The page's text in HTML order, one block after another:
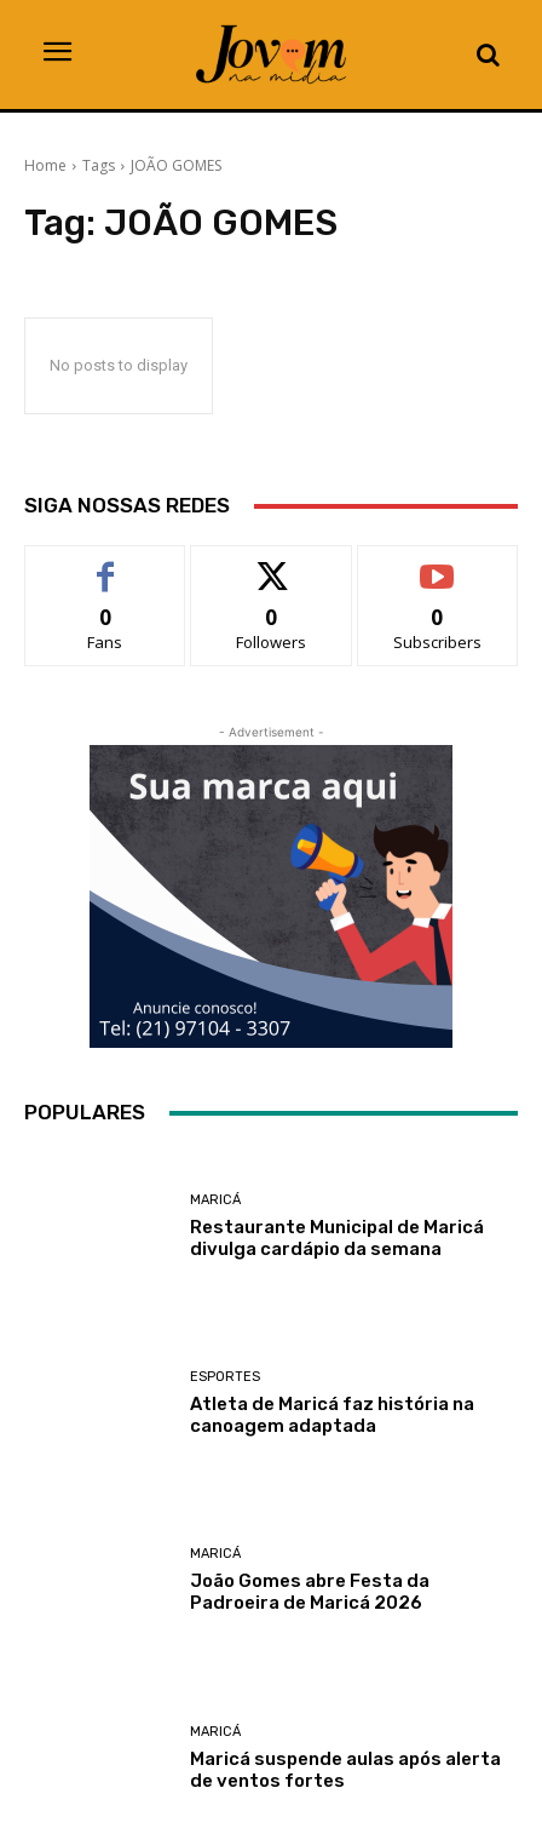
Home Tags JOÃO GOMES
Tag: JOÃO GOMES
No posts to display
SIGA NOSSAS REDES
0
Fans
0
Followers
0
Subscribers
- Advertisement -
POPULARES
MARICÁ
Restaurante Municipal de Maricá
divulga cardápio da semana
ESPORTES
Atleta de Maricá faz história na
canoagem adaptada
MARICÁ
João Gomes abre Festa da
Padroeira de Maricá 2026
MARICÁ
Maricá suspende aulas após alerta
de ventos fortes